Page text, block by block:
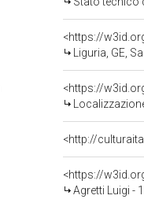
<https://
Liguria, GE,
<https://
<http://
<https://
Agretti Luigi -